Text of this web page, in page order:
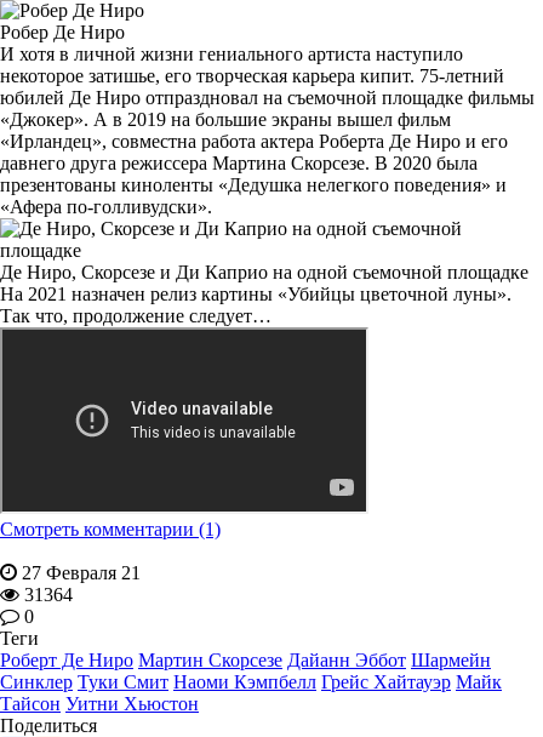
Робер Де Ниро
И хотя в личной жизни гениального артиста наступило
некоторое затишье, его творческая карьера кипит. 75-летний
юбилей Де Ниро отпраздновал на съемочной площадке фильмы
«Джокер». А в 2019 на большие экраны вышел фильм
«Ирландец», совместна работа актера Роберта Де Ниро и его
давнего друга режиссера Мартина Скорсезе. В 2020 была
презентованы киноленты «Дедушка нелегкого поведения» и
«Афера по-голливудски».
Де Ниро, Скорсезе и Ди Каприо на одной съемочной площадке
На 2021 назначен релиз картины «Убийцы цветочной луны».
Так что, продолжение следует…
Смотреть комментарии (1)
27 Февраля 21
31364
0
Теги
Роберт Де Ниро Мартин Скорсезе Дайанн Эббот Шармейн
Синклер Туки Смит Наоми Кэмпбелл Грейс Хайтауэр Майк
Тайсон Уитни Хьюстон
Поделиться